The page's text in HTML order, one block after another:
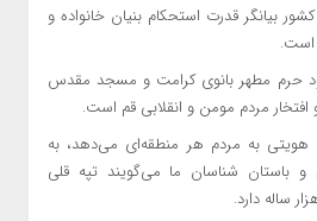
بیانگر قدرت استحکام بنیان خانواده و
است.
حرم مطهر بانوی کرامت و مسجد مقدس
مردم مومن و انقلابی قم است.
به مردم هر منطقه‌ای می‌دهد، به
و باستان شناسان ما می‌گویند تپه قلی
ساله دارد.